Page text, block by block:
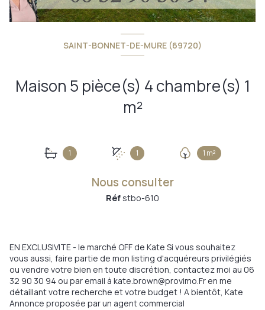
SAINT-BONNET-DE-MURE (69720)
Maison 5 pièce(s) 4 chambre(s) 1
m²
1 1 1 m²
Nous consulter
Réfstbo-610
EN EXCLUSIVITE - le marché OFF de Kate Si vous souhaitez
vous aussi, faire partie de mon listing d'acquéreurs privilégiés
ou vendre votre bien en toute discrétion, contactez moi au 06
32 90 30 94 ou par email à kate.brown@provimo.Fr en me
détaillant votre recherche et votre budget ! A bientôt, Kate
Annonce proposée par un agent commercial